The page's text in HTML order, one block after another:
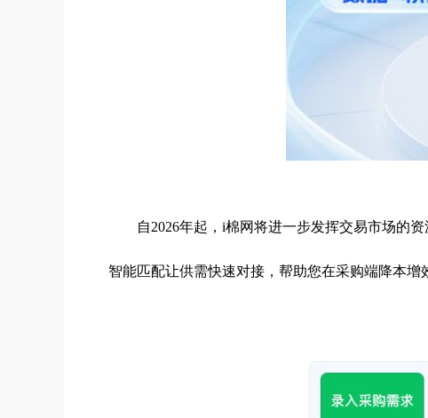
自2026年起，i棉网将进一步发挥交易市场的
智能匹配让供需快速对接，帮助您在采购端降本增